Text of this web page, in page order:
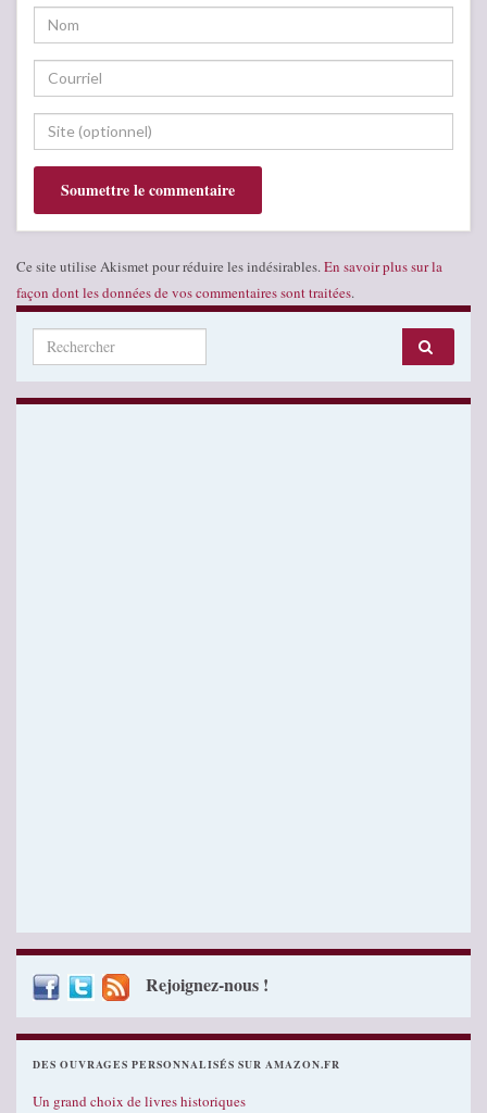
Ce site utilise Akismet pour réduire les indésirables. En savoir plus sur la
façon dont les données de vos commentaires sont traitées.
Search for:
Rejoignez-nous !
DES OUVRAGES PERSONNALISÉS SUR AMAZON.FR
Un grand choix de livres historiques